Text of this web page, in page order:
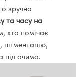
зручно
та часу на
хто помічає
пігментацію,
під очима.